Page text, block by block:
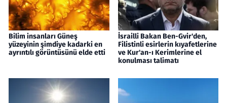
Bilim insanları Güneş
yüzeyinin şimdiye kadarki en
ayrıntılı görüntüsünü elde etti
İsrailli Bakan Ben-Gvir'den,
Filistinli esirlerin kıyafetlerine
ve Kur'an-ı Kerimlerine el
konulması talimatı